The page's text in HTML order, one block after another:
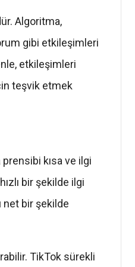
Algoritma,
gibi etkileşimleri
etkileşimleri
teşvik etmek
prensibi kısa ve ilgi
bir şekilde ilgi
net bir şekilde
TikTok sürekli